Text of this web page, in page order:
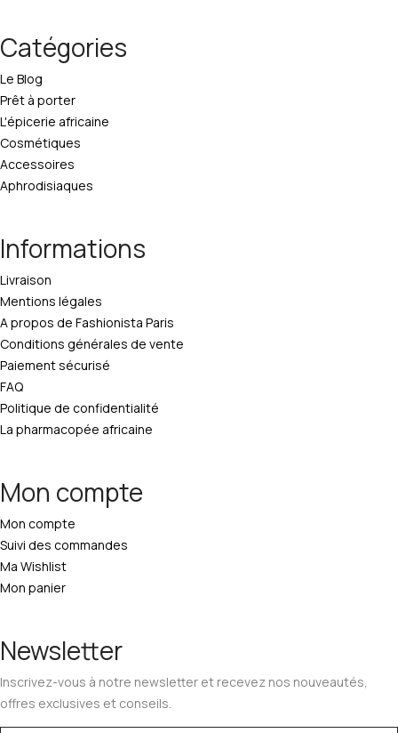
Catégories
Le Blog
Prêt à porter
L'épicerie africaine
Cosmétiques
Accessoires
Aphrodisiaques
Informations
Livraison
Mentions légales
A propos de Fashionista Paris
Conditions générales de vente
Paiement sécurisé
FAQ
Politique de confidentialité
La pharmacopée africaine
Mon compte
Mon compte
Suivi des commandes
Ma Wishlist
Mon panier
Newsletter
Inscrivez-vous à notre newsletter et recevez nos nouveautés,
offres exclusives et conseils.